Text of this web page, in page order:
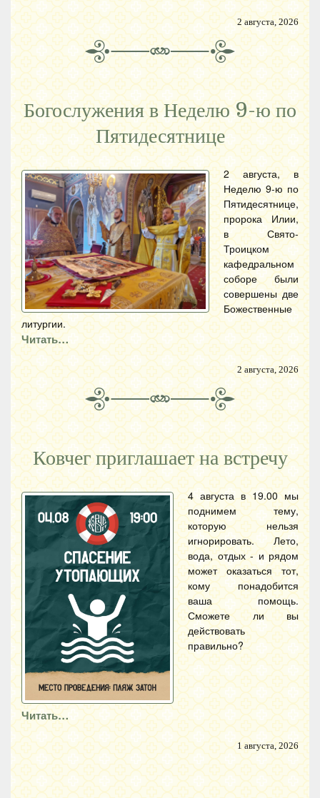
2 августа, 2026
Богослужения в Неделю 9-ю по
Пятидесятнице
2 августа, в
Неделю 9-ю по
Пятидесятнице,
пророка Илии,
в Свято-
Троицком
кафедральном
соборе были
совершены две
Божественные
литургии.
Читать…
2 августа, 2026
Ковчег приглашает на встречу
4 августа в 19.00 мы
поднимем тему,
которую нельзя
игнорировать. Лето,
вода, отдых - и рядом
может оказаться тот,
кому понадобится
ваша помощь.
Сможете ли вы
действовать
правильно?
Читать…
1 августа, 2026